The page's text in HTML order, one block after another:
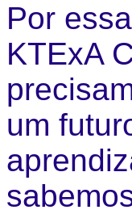
Por
KTExA
um